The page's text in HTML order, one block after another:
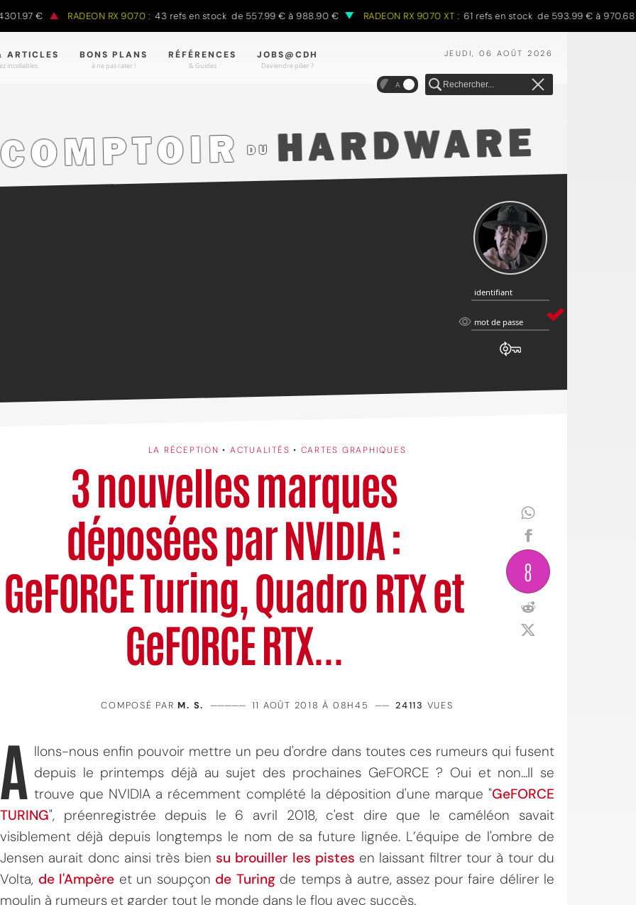
€ RADEON RX 9070 : 43 refs en stock de 557.99 € à 988.90 € RADEON RX 9070 XT : 61 refs en stock de 593.99 € à 970.68 €
JEUDI, 06 AOÛT 2026
ARTICLES
incollables.
BONS PLANS
à ne pas rater !
RÉFÉRENCES
& Guides
JOBS@CDH
Deviendre pilier ?
A
identifiant
identifiant
mot
mot de passe
LA RÉCEPTION • ACTUALITÉS • CARTES GRAPHIQUES
3 nouvelles marques
déposées par NVIDIA :
GeFORCE Turing, Quadro RTX et
GeFORCE RTX...
8
COMPOSÉ PARM. S. ————— 11 AOÛT 2018 À 08H45 —— 24113 VUES
A llons-nous enfin pouvoir mettre un peu d'ordre dans toutes ces rumeurs qui fusent
depuis le printemps déjà au sujet des prochaines GeFORCE ? Oui et non...Il se
trouve que NVIDIA a récemment complété la déposition d'une marque "GeFORCE
TURING", préenregistrée depuis le 6 avril 2018, c'est dire que le caméléon savait
visiblement déjà depuis longtemps le nom de sa future lignée. L’équipe de l'ombre de
Jensen aurait donc ainsi très bien su brouiller les pistes en laissant filtrer tour à tour du
Volta, de l'Ampère et un soupçon de Turingde temps à autre, assez pour faire délirer le
moulin à rumeurs et garder tout le monde dans le flou avec succès.